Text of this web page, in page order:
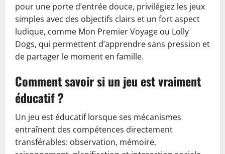
pour une porte d’entrée douce, privilégiez les jeux
simples avec des objectifs clairs et un fort aspect
ludique, comme Mon Premier Voyage ou Lolly
Dogs, qui permettent d’apprendre sans pression et
de partager le moment en famille.
Comment savoir si un jeu est vraiment
éducatif ?
Un jeu est éducatif lorsque ses mécanismes
entraînent des compétences directement
transférables: observation, mémoire,